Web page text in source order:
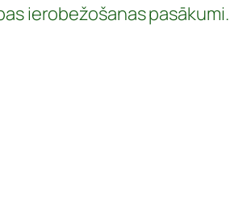
ierobežošanas pasākumi.